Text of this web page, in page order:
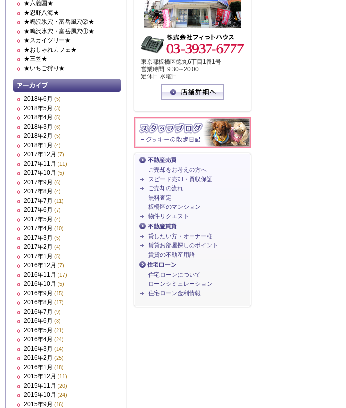
★六義園★
★忍野八海★
★鳴沢氷穴・富岳風穴②★
★鳴沢氷穴・富岳風穴①★
★スカイツリー★
★おしゃれカフェ★
★三笠★
★いちご狩り★
2018年6月 (5)
2018年5月 (3)
2018年4月 (5)
2018年3月 (6)
2018年2月 (5)
2018年1月 (4)
2017年12月 (7)
2017年11月 (11)
2017年10月 (5)
2017年9月 (6)
2017年8月 (4)
2017年7月 (11)
2017年6月 (7)
2017年5月 (4)
2017年4月 (10)
2017年3月 (5)
2017年2月 (4)
2017年1月 (5)
2016年12月 (7)
2016年11月 (17)
2016年10月 (5)
2016年9月 (15)
2016年8月 (17)
2016年7月 (9)
2016年6月 (8)
2016年5月 (21)
2016年4月 (24)
2016年3月 (14)
2016年2月 (25)
2016年1月 (18)
2015年12月 (11)
2015年11月 (20)
2015年10月 (24)
2015年9月 (16)
東京都板橋区徳丸6丁目1番1号
営業時間: 9:30∼20:00
定休日:水曜日
ご売却をお考えの方へ
スピード売却・買収保証
ご売却の流れ
無料査定
板橋区のマンション
物件リクエスト
貸したい方・オーナー様
賃貸お部屋探しのポイント
賃貸の不動産用語
住宅ローンについて
ローンシミュレーション
住宅ローン金利情報